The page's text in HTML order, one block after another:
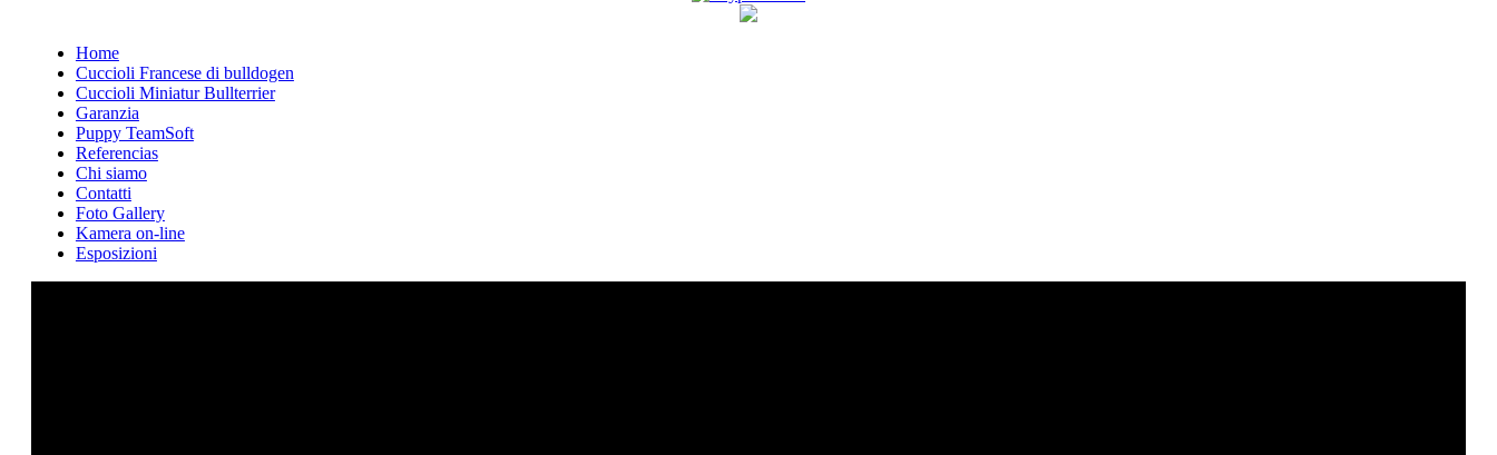
Home
Cuccioli Francese di bulldogen
Cuccioli Miniatur Bullterrier
Garanzia
Puppy TeamSoft
Referencias
Chi siamo
Contatti
Foto Gallery
Kamera on-line
Esposizioni